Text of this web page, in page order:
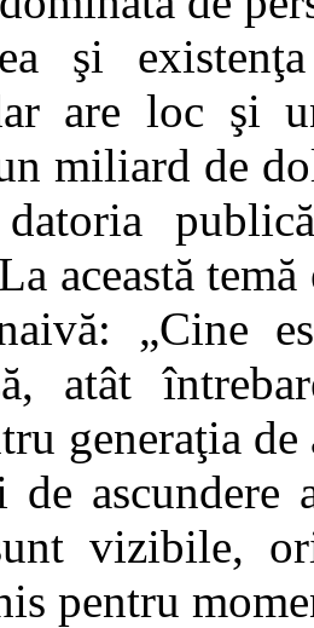
şi
are loc şi
miliard de
această
„Cine
atât
generaţia
ascundere
vizibile,
pentru